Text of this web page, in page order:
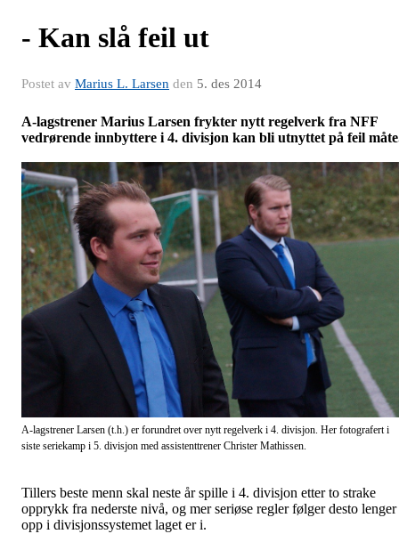
- Kan slå feil ut
Postet av Marius L. Larsen den 5. des 2014
A-lagstrener Marius Larsen frykter nytt regelverk fra NFF
vedrørende innbyttere i 4. divisjon kan bli utnyttet på feil
A-lagstrener Larsen (t.h.) er forundret over nytt regelverk i 4. divisjon. Her fotografert i
siste seriekamp i 5. divisjon med assistenttrener Christer Mathissen.
Tillers beste menn skal neste år spille i 4. divisjon etter to strake
opprykk fra nederste nivå, og mer seriøse regler følger desto lenger
opp i divisjonssystemet laget er i.